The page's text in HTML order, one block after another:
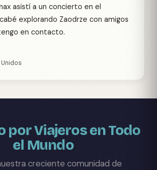
asistí a un concierto en el
explorando Zaodrze con amigos
en contacto.
por Viajeros en Todo
el Mundo
creciente comunidad de